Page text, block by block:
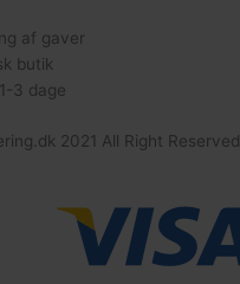
182
af gaver
butik
3 dage
2021 All Right Reserved